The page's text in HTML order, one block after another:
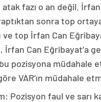
atak fazı o an değil.
sonra top
top İrfan Can
İrfan Can Eğribayat’a
pozisyona müdahale
VAR’ın müdahale
Pozisyon faul ve sarı